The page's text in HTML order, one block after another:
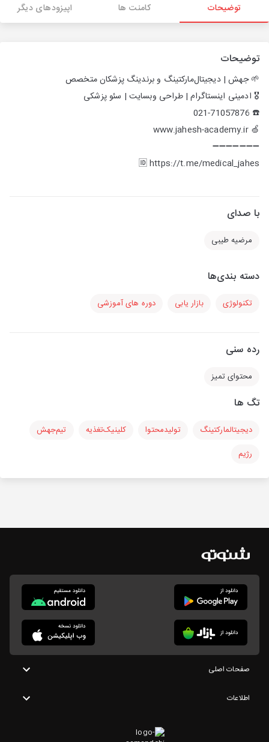
توضیحات کامنت ها اپیزودهای دیگر
توضیحات
🌱 جهش | دیجیتال‌مارکتینگ و برندینگ پزشکان متخصص
🎖️ ادمینی اینستاگرام | طراحی وبسایت | سئو پزشکی
☎️ 021-71057876
🍏 www.jahesh-academy.ir
➖➖➖➖➖➖➖
🆔 https://t.me/medical_jahes
با صدای
مرضیه طیبی
دسته بندی‌ها
تکنولوژی بازار یابی دوره های آموزشی
رده سنی
محتوای تمیز
تگ ها
دیجیتالمارکتینگ تولیدمحتوا کلینیک‌تغذیه
تیم‌جهش
رژیم
صفحات اصلی
اطلاعات